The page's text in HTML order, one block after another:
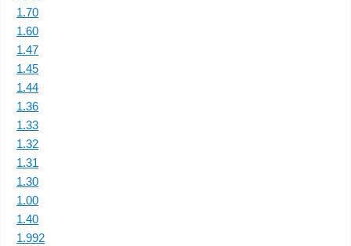
1.70
1.60
1.47
1.45
1.44
1.36
1.33
1.32
1.31
1.30
1.00
1.40
1.992